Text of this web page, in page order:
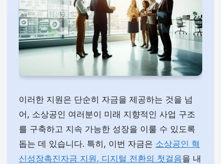
이러한 지원은 단순히 자금을 제공하는 것을 넘
어, 소상공인 여러분이 미래 지향적인 사업 구조
를 구축하고 지속 가능한 성장을 이룰 수 있도록
돕는 데 있습니다. 특히, 이번 자금은 소상공인 혁
신성장촉진자금 지원, 디지털 전환의 첫걸음을 내